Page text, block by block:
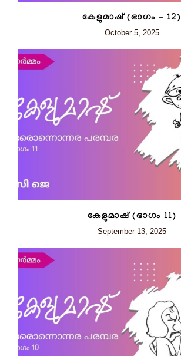
കേളുമാഷ് (ഭാഗം – 12)
October 5, 2025
കേളുമാഷ് (ഭാഗം 11)
September 13, 2025